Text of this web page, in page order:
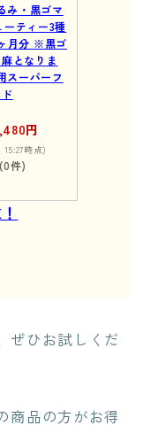
み・黒ゴマ
ーティー3種
月分 ※黒ゴ
となりま
スーパーフ
円
時点)
件)
ぜひお試しくだ
商品の方がお得